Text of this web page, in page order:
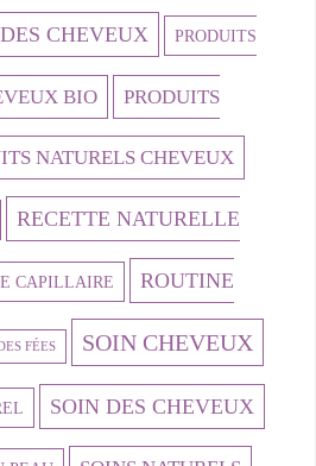
CHEVEUX PRODUITS
BIO PRODUITS
NATURELS CHEVEUX
RECETTE NATURELLE
CAPILLAIRE ROUTINE
FÉES SOIN CHEVEUX
SOIN DES CHEVEUX